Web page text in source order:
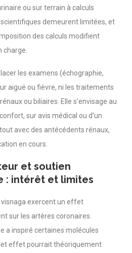
ou sur terrain à calculs
demeurent limitées, et
des calculs modifient
charge.
les examens (échographie,
aiguë ou fièvre, ni les traitements
ou biliaires. Elle s’envisage au
sur avis médical ou d’un
avec des antécédents rénaux,
en cours.
et soutien
: intérêt et limites
visnaga exercent un effet
sur les artères coronaires.
a inspiré certaines molécules
effet pourrait théoriquement